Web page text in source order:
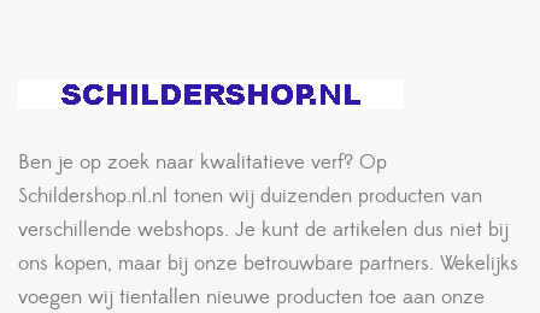
Ben je op zoek naar kwalitatieve verf? Op
Schildershop.nl.nl tonen wij duizenden producten van
verschillende webshops. Je kunt de artikelen dus niet bij
ons kopen, maar bij onze betrouwbare partners. Wekelijks
voegen wij tientallen nieuwe producten toe aan onze